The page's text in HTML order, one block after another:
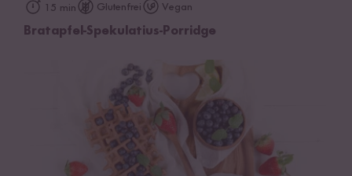
15 min Glutenfrei Vegan
Bratapfel-Spekulatius-Porridge